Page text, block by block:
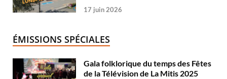
17 juin 2026
ÉMISSIONS SPÉCIALES
Gala folklorique du temps des Fêtes
de la Télévision de La Mitis 2025